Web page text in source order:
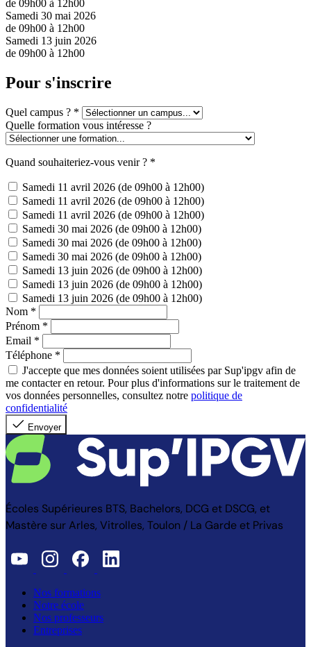
de 09h00 à 12h00
Samedi 30 mai 2026
de 09h00 à 12h00
Samedi 13 juin 2026
de 09h00 à 12h00
Pour s'inscrire
Quel campus ? *
Quelle formation vous intéresse ?
Quand souhaiteriez-vous venir ? *
Samedi 11 avril 2026 (de 09h00 à 12h00)
Samedi 11 avril 2026 (de 09h00 à 12h00)
Samedi 11 avril 2026 (de 09h00 à 12h00)
Samedi 30 mai 2026 (de 09h00 à 12h00)
Samedi 30 mai 2026 (de 09h00 à 12h00)
Samedi 30 mai 2026 (de 09h00 à 12h00)
Samedi 13 juin 2026 (de 09h00 à 12h00)
Samedi 13 juin 2026 (de 09h00 à 12h00)
Samedi 13 juin 2026 (de 09h00 à 12h00)
Nom *
Prénom *
Email *
Téléphone *
J'accepte que mes données soient utilisées par Sup'ipgv afin de
me contacter en retour. Pour plus d'informations sur le traitement de
vos données personnelles, consultez notre politique de
confidentialité
Envoyer
Écoles Supérieures BTS, Bachelors, DCG et DSCG, et
Mastère sur Arles, Vitrolles, Toulon / La Garde et Privas
Nos formations
Notre école
Nos professeurs
Entreprises